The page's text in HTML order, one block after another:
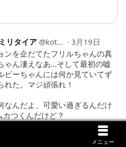
メニュー
リタイア kotahinshi2
3月19日
ンを企だてたフリルちゃんの真
ゃん凄えなあ…そして最初の嘘
ビーちゃんには何か見ていてず
れた。マジ頑張れ！
なんだよ、可愛い過ぎるんだけ
つくんだけど？